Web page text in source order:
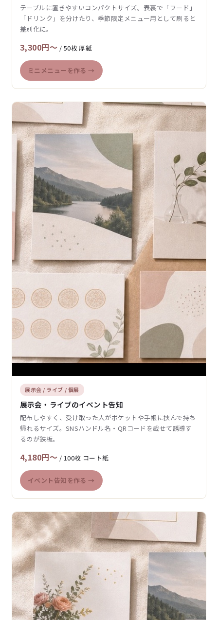
テーブルに置きやすいコンパクトサイズ。表裏で「フード」
「ドリンク」を分けたり、季節限定メニュー用として刷ると
差別化に。
3,300円〜 / 50枚 厚紙
ミニメニューを作る →
展示会 / ライブ / 個展
展示会・ライブのイベント告知
配布しやすく、受け取った人がポケットや手帳に挟んで持ち
帰れるサイズ。SNSハンドル名・QRコードを載せて誘導す
るのが鉄板。
4,180円〜 / 100枚 コート紙
イベント告知を作る →